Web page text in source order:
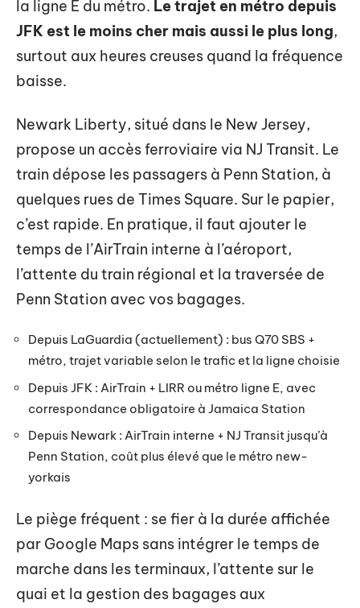
la ligne E du métro. Le trajet en métro depuis
JFK est le moins cher mais aussi le plus long,
surtout aux heures creuses quand la fréquence
baisse.
Newark Liberty, situé dans le New Jersey,
propose un accès ferroviaire via NJ Transit. Le
train dépose les passagers à Penn Station, à
quelques rues de Times Square. Sur le papier,
c’est rapide. En pratique, il faut ajouter le
temps de l’AirTrain interne à l’aéroport,
l’attente du train régional et la traversée de
Penn Station avec vos bagages.
Depuis LaGuardia (actuellement) : bus Q70 SBS +
métro, trajet variable selon le trafic et la ligne choisie
Depuis JFK : AirTrain + LIRR ou métro ligne E, avec
correspondance obligatoire à Jamaica Station
Depuis Newark : AirTrain interne + NJ Transit jusqu’à
Penn Station, coût plus élevé que le métro new-
yorkais
Le piège fréquent : se fier à la durée affichée
par Google Maps sans intégrer le temps de
marche dans les terminaux, l’attente sur le
quai et la gestion des bagages aux